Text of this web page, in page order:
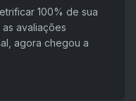
100% de sua
avaliações
agora chegou a